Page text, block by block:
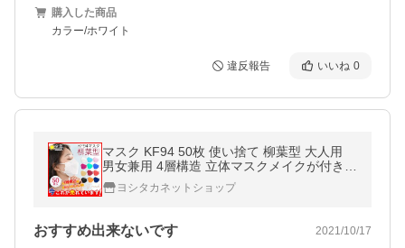
購入した商品
カラー/ホワイト
違反報告 いいね 0
マスク KF94 50枚 使い捨て 柳葉型 大人用
男女兼用 4層構造 立体マスクメイクが付きに
くい 血色 N95相当 kf94 PM2.5 飛沫感染 予
防 口紅付きにくい
ヨシタカネットショップ
おすすめ出来ないです 2021/10/17